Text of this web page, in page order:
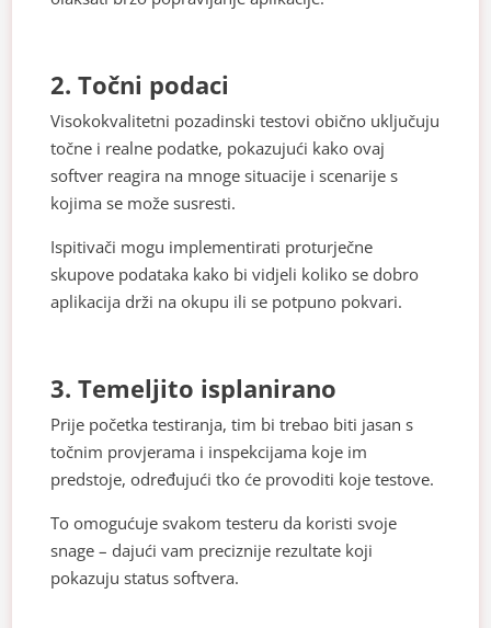
2. Točni podaci
Visokokvalitetni pozadinski testovi obično uključuju
točne i realne podatke, pokazujući kako ovaj
softver reagira na mnoge situacije i scenarije s
kojima se može susresti.
Ispitivači mogu implementirati proturječne
skupove podataka kako bi vidjeli koliko se dobro
aplikacija drži na okupu ili se potpuno pokvari.
3. Temeljito isplanirano
Prije početka testiranja, tim bi trebao biti jasan s
točnim provjerama i inspekcijama koje im
predstoje, određujući tko će provoditi koje testove.
To omogućuje svakom testeru da koristi svoje
snage – dajući vam preciznije rezultate koji
pokazuju status softvera.